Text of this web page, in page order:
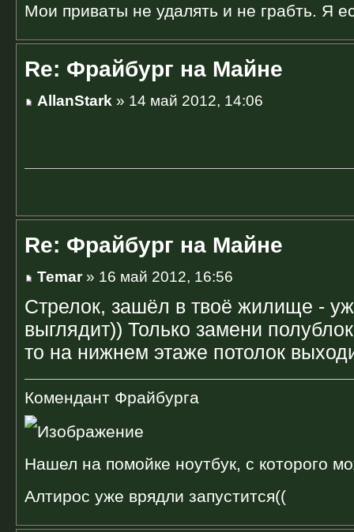
Мои приваты не удалять и не грабть. Я
Re: Фрайбург на Майне
AllanStark » 14 май 2012, 14:06
Re: Фрайбург на Майне
Temar» 16 май 2012, 16:56
Стрелок, зашёл в твоё жилище -
выглядит)) Только замени
то на нижнем этаже потолок
Комендант Фрайбурга
Нашел на помойке ноутбук, с которого
Алтирос уже врядли запустится((